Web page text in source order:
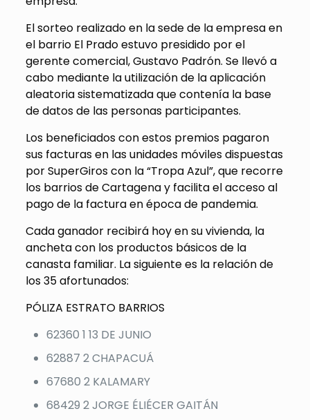
El sorteo realizado en la sede de la empresa en
el barrio El Prado estuvo presidido por el
gerente comercial, Gustavo Padrón. Se llevó a
cabo mediante la utilización de la aplicación
aleatoria sistematizada que contenía la base
de datos de las personas participantes.
Los beneficiados con estos premios pagaron
sus facturas en las unidades móviles dispuestas
por SuperGiros con la “Tropa Azul”, que recorre
los barrios de Cartagena y facilita el acceso al
pago de la factura en época de pandemia.
Cada ganador recibirá hoy en su vivienda, la
ancheta con los productos básicos de la
canasta familiar. La siguiente es la relación de
los 35 afortunados:
PÓLIZA ESTRATO BARRIOS
62360 1 13 DE JUNIO
62887 2 CHAPACUÁ
67680 2 KALAMARY
68429 2 JORGE ÉLIÉCER GAITÁN